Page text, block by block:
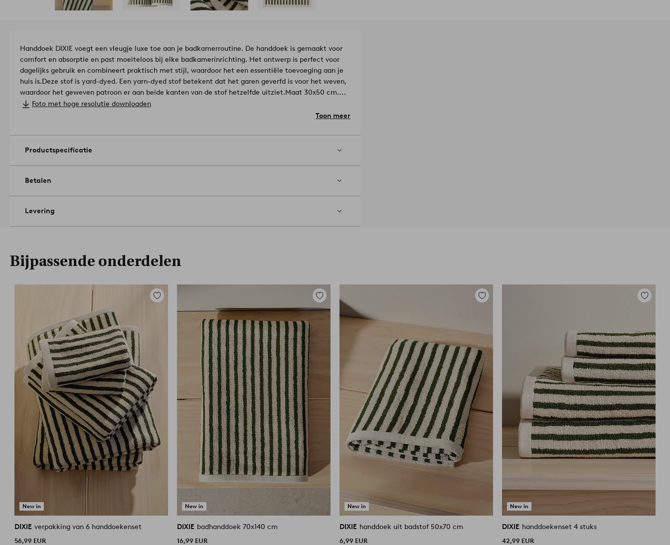
Handdoek DIXIE voegt een vleugje luxe toe aan je badkamerroutine. De handdoek is gemaakt voor
comfort en absorptie en past moeiteloos bij elke badkamerinrichting. Het ontwerp is perfect voor
dagelijks gebruik en combineert praktisch met stijl, waardoor het een essentiële toevoeging aan je
huis is.Deze stof is yard-dyed. Een yarn-dyed stof betekent dat het garen geverfd is voor het weven,
waardoor het geweven patroon er aan beide kanten van de stof hetzelfde uitziet.Maat 30x50 cm.
Knutseltechniek: garengeverfd.
oplosmiddel).Artikelnummer: 2270998-05-152
Foto met hoge resolutie downloaden
Toon meer
Productspecificatie
Betalen
Levering
Bijpassende onderdelen
New in
Toevoegen
DIXIE verpakking van 6 handdoekenset
56,99 EUR
New in
Toevoegen
aan
favorieten
DIXIE badhanddoek 70x140 cm
16,99 EUR
New in
Toevoegen
DIXIE handdoek uit badstof 50x70 cm
6,99 EUR
New in
DIXIE handdoekenset 4 stuks
42,99 EUR